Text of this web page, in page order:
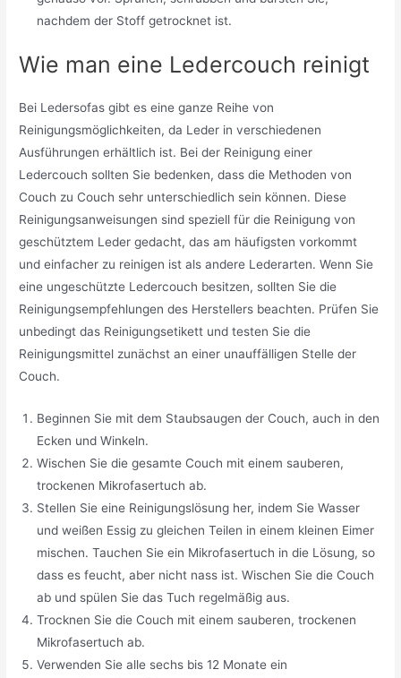
nachdem der Stoff getrocknet ist.
Wie man eine Ledercouch reinigt
Bei Ledersofas gibt es eine ganze Reihe von
Reinigungsmöglichkeiten, da Leder in verschiedenen
Ausführungen erhältlich ist. Bei der Reinigung einer
Ledercouch sollten Sie bedenken, dass die Methoden von
Couch zu Couch sehr unterschiedlich sein können. Diese
Reinigungsanweisungen sind speziell für die Reinigung von
geschütztem Leder gedacht, das am häufigsten vorkommt
und einfacher zu reinigen ist als andere Lederarten. Wenn Sie
eine ungeschützte Ledercouch besitzen, sollten Sie die
Reinigungsempfehlungen des Herstellers beachten. Prüfen Sie
unbedingt das Reinigungsetikett und testen Sie die
Reinigungsmittel zunächst an einer unauffälligen Stelle der
Couch.
Beginnen Sie mit dem Staubsaugen der Couch, auch in den
Ecken und Winkeln.
Wischen Sie die gesamte Couch mit einem sauberen,
trockenen Mikrofasertuch ab.
Stellen Sie eine Reinigungslösung her, indem Sie Wasser
und weißen Essig zu gleichen Teilen in einem kleinen Eimer
mischen. Tauchen Sie ein Mikrofasertuch in die Lösung, so
dass es feucht, aber nicht nass ist. Wischen Sie die Couch
ab und spülen Sie das Tuch regelmäßig aus.
Trocknen Sie die Couch mit einem sauberen, trockenen
Mikrofasertuch ab.
Verwenden Sie alle sechs bis 12 Monate ein